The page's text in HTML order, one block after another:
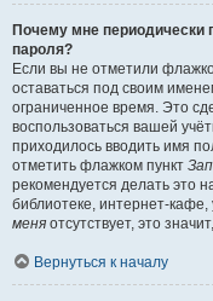
Почему мне периодически
пароля?
Если вы не отметили
оставаться под своим
ограниченное время. Это
воспользоваться вашей
приходилось вводить имя
отметить флажком пункт
рекомендуется делать это
библиотеке, интернет-кафе,
меня отсутствует, это
Вернуться к началу